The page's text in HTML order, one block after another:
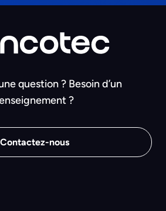
question ? Besoin d’un
?
Contactez-nous